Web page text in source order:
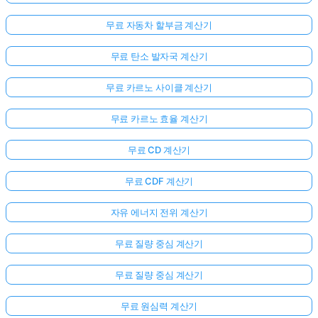
무료 자동차 할부금 계산기
무료 탄소 발자국 계산기
무료 카르노 사이클 계산기
무료 카르노 효율 계산기
무료 CD 계산기
무료 CDF 계산기
자유 에너지 전위 계산기
무료 질량 중심 계산기
무료 질량 중심 계산기
무료 원심력 계산기